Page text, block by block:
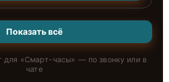
Показать всё
для «Смарт-часы» — по звонку или в
чате